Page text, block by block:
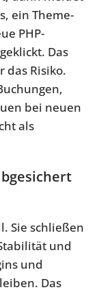
ein Theme-
PHP-
Das
das Risiko.
bei neuen
als
Sie schließen
und
und
Das